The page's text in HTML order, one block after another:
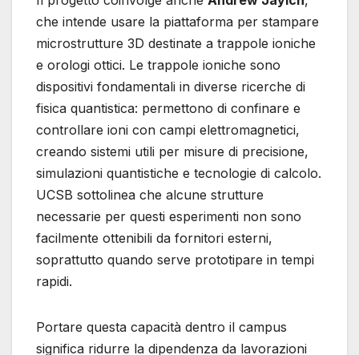
che intende usare la piattaforma per stampare
microstrutture 3D destinate a trappole ioniche
e orologi ottici. Le trappole ioniche sono
dispositivi fondamentali in diverse ricerche di
fisica quantistica: permettono di confinare e
controllare ioni con campi elettromagnetici,
creando sistemi utili per misure di precisione,
simulazioni quantistiche e tecnologie di calcolo.
UCSB sottolinea che alcune strutture
necessarie per questi esperimenti non sono
facilmente ottenibili da fornitori esterni,
soprattutto quando serve prototipare in tempi
rapidi.
Portare questa capacità dentro il campus
significa ridurre la dipendenza da lavorazioni